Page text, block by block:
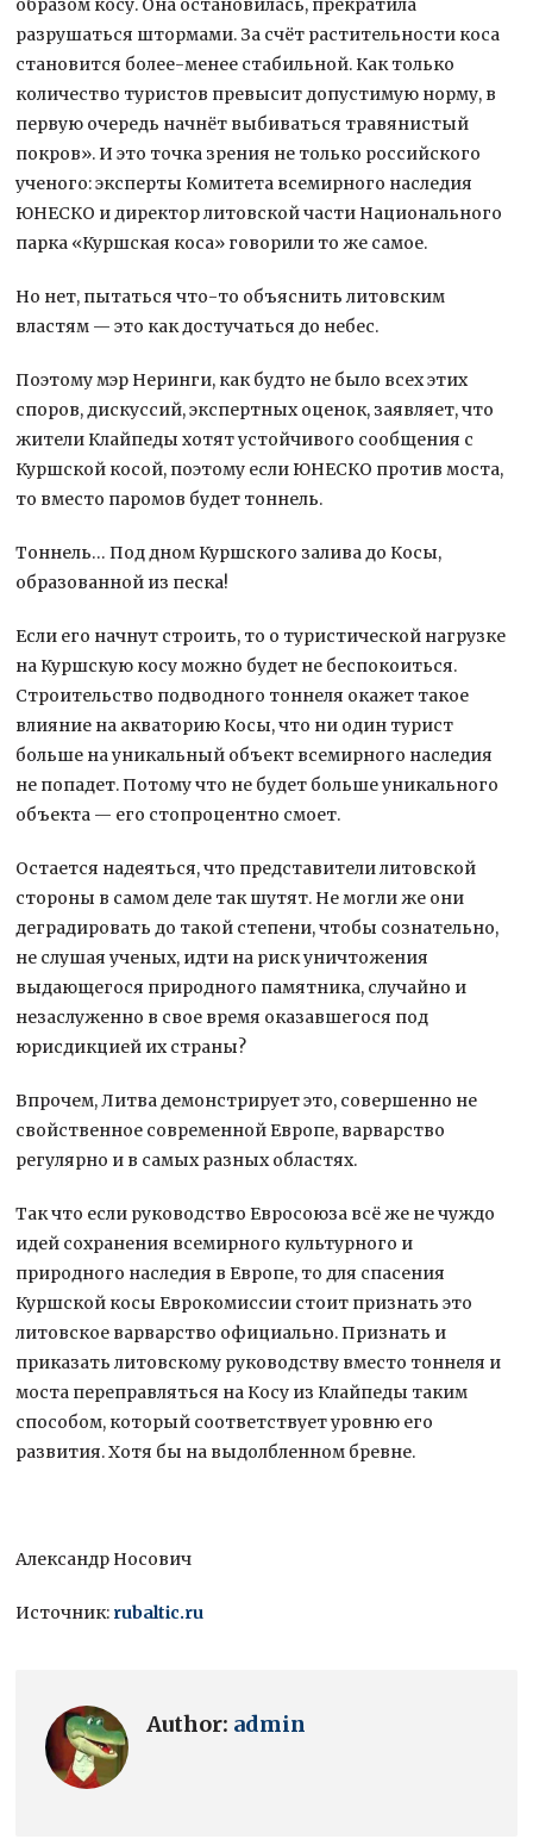
образом косу. Она остановилась, прекратила
разрушаться штормами. За счёт растительности коса
становится более-менее стабильной. Как только
количество туристов превысит допустимую норму, в
первую очередь начнёт выбиваться травянистый
покров». И это точка зрения не только российского
ученого: эксперты Комитета всемирного наследия
ЮНЕСКО и директор литовской части Национального
парка «Куршская коса» говорили то же самое.
Но нет, пытаться что-то объяснить литовским
властям — это как достучаться до небес.
Поэтому мэр Неринги, как будто не было всех этих
споров, дискуссий, экспертных оценок, заявляет, что
жители Клайпеды хотят устойчивого сообщения с
Куршской косой, поэтому если ЮНЕСКО против моста,
то вместо паромов будет тоннель.
Тоннель… Под дном Куршского залива до Косы,
образованной из песка!
Если его начнут строить, то о туристической нагрузке
на Куршскую косу можно будет не беспокоиться.
Строительство подводного тоннеля окажет такое
влияние на акваторию Косы, что ни один турист
больше на уникальный объект всемирного наследия
не попадет. Потому что не будет больше уникального
объекта — его стопроцентно смоет.
Остается надеяться, что представители литовской
стороны в самом деле так шутят. Не могли же они
деградировать до такой степени, чтобы сознательно,
не слушая ученых, идти на риск уничтожения
выдающегося природного памятника, случайно и
незаслуженно в свое время оказавшегося под
юрисдикцией их страны?
Впрочем, Литва демонстрирует это, совершенно не
свойственное современной Европе, варварство
регулярно и в самых разных областях.
Так что если руководство Евросоюза всё же не чуждо
идей сохранения всемирного культурного и
природного наследия в Европе, то для спасения
Куршской косы Еврокомиссии стоит признать это
литовское варварство официально. Признать и
приказать литовскому руководству вместо тоннеля и
моста переправляться на Косу из Клайпеды таким
способом, который соответствует уровню его
развития. Хотя бы на выдолбленном бревне.
Александр Носович
Источник: rubaltic.ru
Author: admin